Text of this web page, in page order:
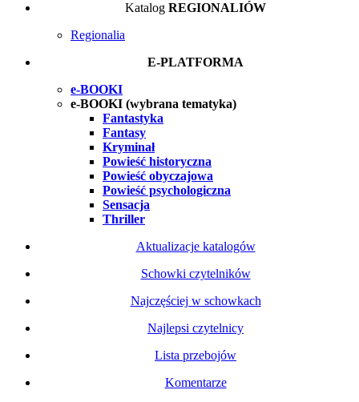
Katalog REGIONALIÓW
Regionalia
E-PLATFORMA
e-BOOKI
e-BOOKI (wybrana tematyka)
Fantastyka
Fantasy
Kryminał
Powieść historyczna
Powieść obyczajowa
Powieść psychologiczna
Sensacja
Thriller
Aktualizacje katalogów
Schowki czytelników
Najczęściej w schowkach
Najlepsi czytelnicy
Lista przebojów
Komentarze